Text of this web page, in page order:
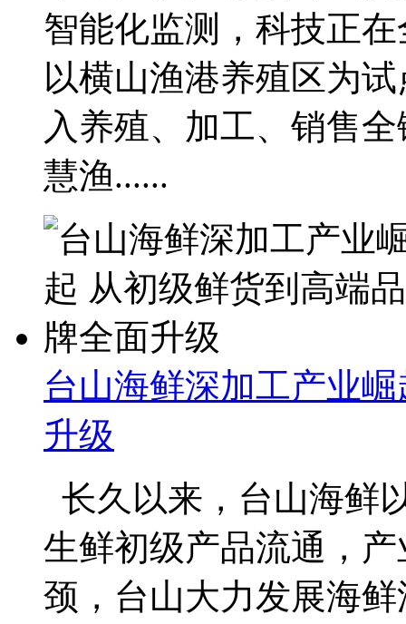
智能化监测，科技正
以横山渔港养殖区为
入养殖、加工、销售
慧渔......
台山海鲜深加工产业
升级
长久以来，台山海鲜
生鲜初级产品流通，
颈，台山大力发展海